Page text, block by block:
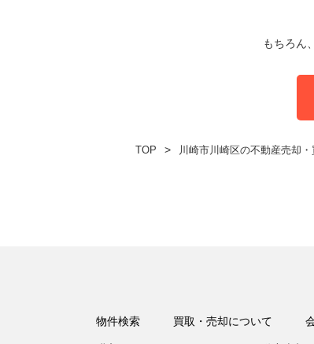
もちろん
TOP 川崎市川崎区の不動産売却
物件検索 買取・売却について